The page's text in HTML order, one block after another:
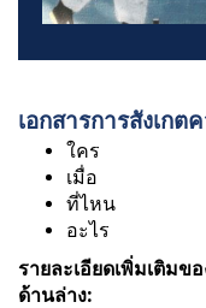
เอกสารการสังเกต
ใคร
เมื่อ
ที่ไหน
อะไร
รายละเอียดเพิ่มเติม
ด้านล่าง: